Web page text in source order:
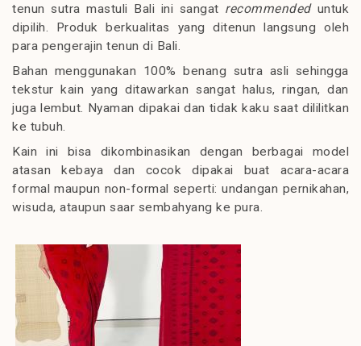
tenun sutra mastuli Bali ini sangat recommended untuk
dipilih. Produk berkualitas yang ditenun langsung oleh
para pengerajin tenun di Bali.
Bahan menggunakan 100% benang sutra asli sehingga
tekstur kain yang ditawarkan sangat halus, ringan, dan
juga lembut. Nyaman dipakai dan tidak kaku saat dililitkan
ke tubuh.
Kain ini bisa dikombinasikan dengan berbagai model
atasan kebaya dan cocok dipakai buat acara-acara
formal maupun non-formal seperti: undangan pernikahan,
wisuda, ataupun saar sembahyang ke pura.